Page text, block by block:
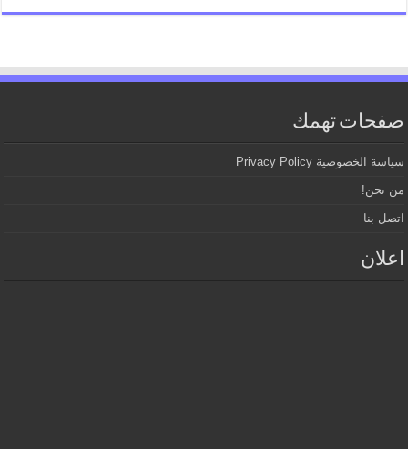
صفحات تهمك
سياسة الخصوصية Privacy Policy
من نحن!
اتصل بنا
اعلان